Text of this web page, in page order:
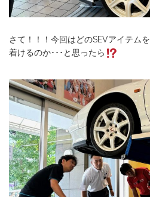
さて！！！今回はどのSEVアイテムを
着けるのか･･･と思ったら